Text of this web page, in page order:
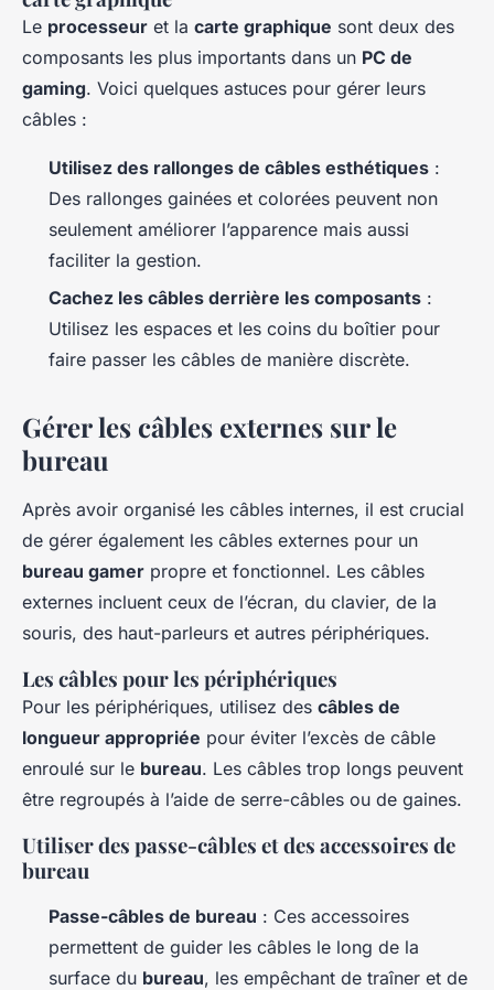
Le processeur et la carte graphique sont deux des
composants les plus importants dans un PC de
gaming. Voici quelques astuces pour gérer leurs
câbles :
Utilisez des rallonges de câbles esthétiques :
Des rallonges gainées et colorées peuvent non
seulement améliorer l’apparence mais aussi
faciliter la gestion.
Cachez les câbles derrière les composants :
Utilisez les espaces et les coins du boîtier pour
faire passer les câbles de manière discrète.
Gérer les câbles externes sur le
bureau
Après avoir organisé les câbles internes, il est crucial
de gérer également les câbles externes pour un
bureau gamer propre et fonctionnel. Les câbles
externes incluent ceux de l’écran, du clavier, de la
souris, des haut-parleurs et autres périphériques.
Les câbles pour les périphériques
Pour les périphériques, utilisez des câbles de
longueur appropriée pour éviter l’excès de câble
enroulé sur le bureau. Les câbles trop longs peuvent
être regroupés à l’aide de serre-câbles ou de gaines.
Utiliser des passe-câbles et des accessoires de
bureau
Passe-câbles de bureau : Ces accessoires
permettent de guider les câbles le long de la
surface du bureau, les empêchant de traîner et de